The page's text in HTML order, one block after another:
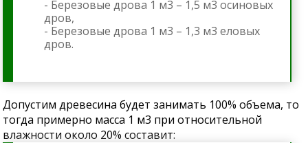
- Березовые дрова 1 м3 – 1,5 м3 осиновых
дров,
- Березовые дрова 1 м3 – 1,3 м3 еловых
дров.
Допустим древесина будет занимать 100% объема, то
тогда примерно масса 1 м3 при относительной
влажности около 20% составит: